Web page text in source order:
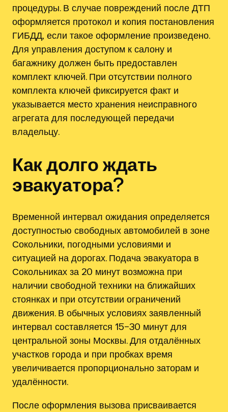
процедуры. В случае повреждений после ДТП
оформляется протокол и копия постановления
ГИБДД‚ если такое оформление произведено.
Для управления доступом к салону и
багажнику должен быть предоставлен
комплект ключей. При отсутствии полного
комплекта ключей фиксируется факт и
указывается место хранения неисправного
агрегата для последующей передачи
владельцу.
Как долго ждать
эвакуатора?
Временной интервал ожидания определяется
доступностью свободных автомобилей в зоне
Сокольники‚ погодными условиями и
ситуацией на дорогах. Подача эвакуатора в
Сокольниках за 20 минут возможна при
наличии свободной техники на ближайших
стоянках и при отсутствии ограничений
движения. В обычных условиях заявленный
интервал составляется 15–30 минут для
центральной зоны Москвы. Для отдалённых
участков города и при пробках время
увеличивается пропорционально заторам и
удалённости.
После оформления вызова присваивается